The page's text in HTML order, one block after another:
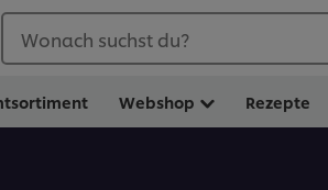
Wonach suchst du?
Webshop Rezepte